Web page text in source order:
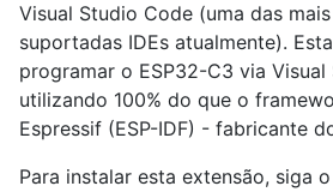
Visual Studio Code (uma das
suportadas IDEs atualmente).
programar o ESP32-C3 via Visual
utilizando 100% do que o
Espressif (ESP-IDF) - fabricante
Para instalar esta extensão, siga